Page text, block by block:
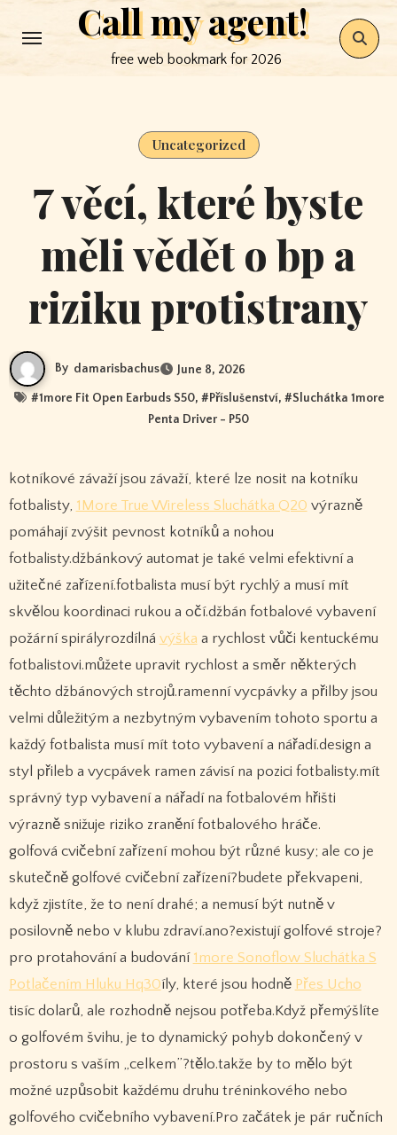
to
Call my agent!
free web bookmark for 2026
Uncategorized
7 věcí, které byste
měli vědět o bp a
riziku protistrany
By damarisbachus June 8, 2026
#1more Fit Open Earbuds S50, #Příslušenství, #Sluchátka 1more
Penta Driver - P50
kotníkové závaží jsou závaží, které lze nosit na kotníku
fotbalisty, 1More True Wireless Sluchátka Q20 výrazně
pomáhají zvýšit pevnost kotníků a nohou
fotbalisty.džbánkový automat je také velmi efektivní a
užitečné zařízení.fotbalista musí být rychlý a musí mít
skvělou koordinaci rukou a očí.džbán fotbalové vybavení
požární spirályrozdílná výška a rychlost vůči kentuckému
fotbalistovi.můžete upravit rychlost a směr některých
těchto džbánových strojů.ramenní vycpávky a přilby jsou
velmi důležitým a nezbytným vybavením tohoto sportu a
každý fotbalista musí mít toto vybavení a nářadí.design a
styl přileb a vycpávek ramen závisí na pozici fotbalisty.mít
správný typ vybavení a nářadí na fotbalovém hřišti
výrazně snižuje riziko zranění fotbalového hráče.
golfová cvičební zařízení mohou být různé kusy; ale co je
skutečně golfové cvičební zařízení?budete překvapeni,
když zjistíte, že to není drahé; a nemusí být nutně v
posilovně nebo v klubu zdraví.ano?existují golfové stroje?
pro protahování a budování 1more Sonoflow Sluchátka S
Potlačením Hluku Hq30íly, které jsou hodně Přes Ucho
tisíc dolarů, ale rozhodně nejsou potřeba.Když přemýšlíte
o golfovém švihu, je to dynamický pohyb dokončený v
prostoru s vaším „celkem”?tělo.takže by to mělo být
možné uzpůsobit každému druhu tréninkového nebo
golfového cvičebního vybavení.Pro začátek je pár ručních